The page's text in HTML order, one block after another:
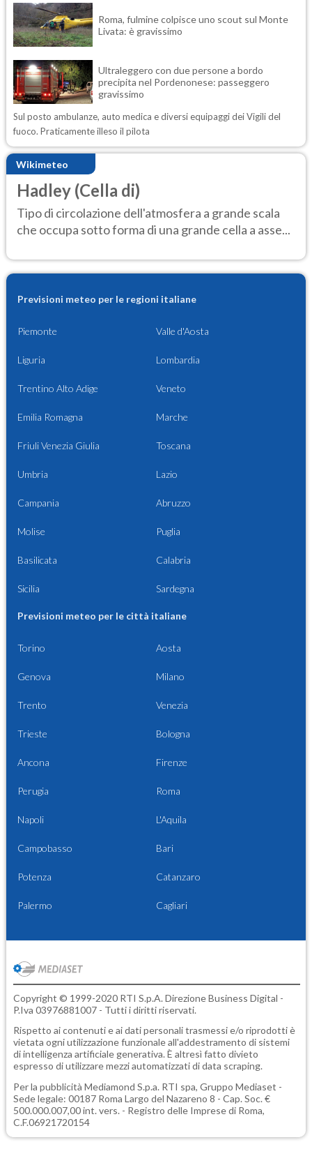
Roma, fulmine colpisce uno scout sul Monte
Livata: è gravissimo
Ultraleggero con due persone a bordo
precipita nel Pordenonese: passeggero
gravissimo
Sul posto ambulanze, auto medica e diversi equipaggi dei Vigili del
fuoco. Praticamente illeso il pilota
Wikimeteo
Hadley (Cella di)
Tipo di circolazione dell'atmosfera a grande scala
che occupa sotto forma di una grande cella a asse...
Previsioni meteo per le regioni italiane
Piemonte Valle d'Aosta
Liguria Lombardia
Trentino Alto Adige Veneto
Emilia Romagna Marche
Friuli Venezia Giulia Toscana
Umbria Lazio
Campania Abruzzo
Molise Puglia
Basilicata Calabria
Sicilia Sardegna
Previsioni meteo per le città italiane
Torino Aosta
Genova Milano
Trento Venezia
Trieste Bologna
Ancona Firenze
Perugia Roma
Napoli L'Aquila
Campobasso Bari
Potenza Catanzaro
Palermo Cagliari
Copyright © 1999-2020 RTI S.p.A. Direzione Business Digital -
P.Iva 03976881007 - Tutti i diritti riservati.
Rispetto ai contenuti e ai dati personali trasmessi e/o riprodotti è
vietata ogni utilizzazione funzionale all'addestramento di sistemi
di intelligenza artificiale generativa. È altresì fatto divieto
espresso di utilizzare mezzi automatizzati di data scraping.
Per la pubblicità Mediamond S.p.a. RTI spa, Gruppo Mediaset -
Sede legale: 00187 Roma Largo del Nazareno 8 - Cap. Soc. €
500.000.007,00 int. vers. - Registro delle Imprese di Roma,
C.F.06921720154